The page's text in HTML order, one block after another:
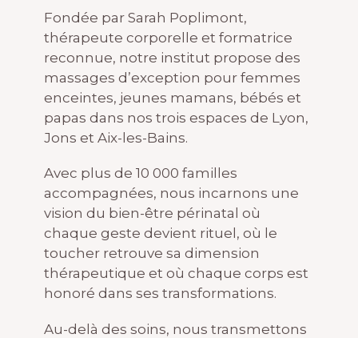
Fondée par Sarah Poplimont,
thérapeute corporelle et formatrice
reconnue, notre institut propose des
massages d’exception pour femmes
enceintes, jeunes mamans, bébés et
papas dans nos trois espaces de Lyon,
Jons et Aix-les-Bains.
Avec plus de 10 000 familles
accompagnées, nous incarnons une
vision du bien-être périnatal où
chaque geste devient rituel, où le
toucher retrouve sa dimension
thérapeutique et où chaque corps est
honoré dans ses transformations.
Au-delà des soins, nous transmettons